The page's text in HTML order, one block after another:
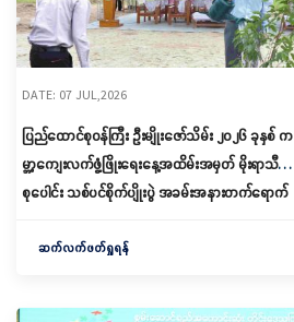
DATE: 07 JUL,2026
ပြည်ထောင်စုဝန်ကြီး ဦးမျိုးဇော်သိမ်း ၂၀၂၆ ခုနှစ် က
မ္ဘာ့ကျေးလက်ဖွံ့ဖြိုးရေးနေ့အထိမ်းအမှတ် မိုးရာသီ
စုပေါင်း သစ်ပင်စိုက်ပျိုးပွဲ အခမ်းအနားတက်ရောက်
ဆက်လက်ဖတ်ရှုရန်